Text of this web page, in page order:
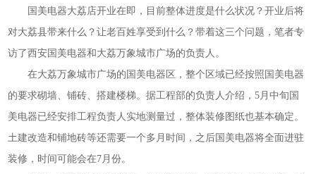
国美电器大荔店开业在即，目前整体进度是什么状况？开业后将
对大荔县带来什么？让老百姓享受到什么？带着这三个问题，笔者专
访了西安国美电器和大荔万象城市广场的负责人。
在大荔万象城市广场的国美电器区，整个区域已经按照国美电器
的要求砌墙、铺砖、搭建楼梯。据工程部的负责人介绍，5月中旬国
美电器已经安排工程负责人实地测量过，整体装修图纸也基本确定。
土建改造和铺地砖等还需要一个多月时间，之后国美电器将全面进驻
装修，时间可能会在7月份。